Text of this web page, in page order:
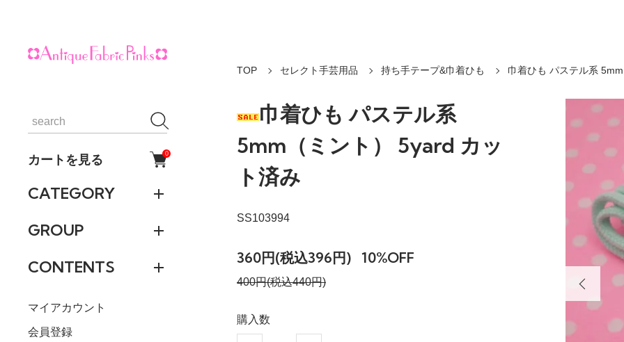
カートを見る 0
CATEGORY
GROUP
CONTENTS
マイアカウント
会員登録
TOP セレクト手芸用品 持ち手テープ&巾着ひも 巾着ひも パステル系
巾着ひも パステル系
5mm（ミント） 5yard カッ
ト済み
SS103994
360円(税込396円) 10%OFF
400円(税込440円)
購入数